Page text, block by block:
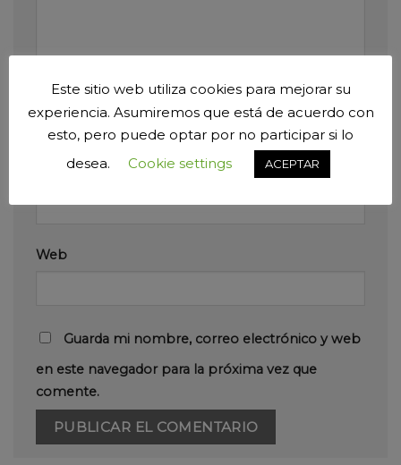
Nombre*
Correo electrónico*
Web
Guarda mi nombre, correo electrónico y web
en este navegador para la próxima vez que
comente.
Este sitio web utiliza cookies para mejorar su
experiencia. Asumiremos que está de acuerdo con
esto, pero puede optar por no participar si lo
desea.
Cookie settings ACEPTAR